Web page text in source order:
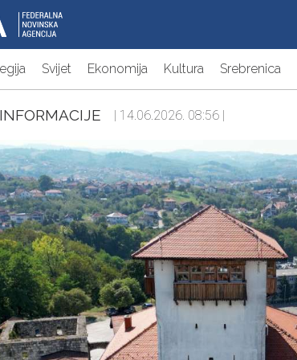
Svijet Ekonomija Kultura Srebrenica
| 14.06.2026. 08:56 |